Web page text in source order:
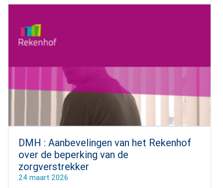
DMH : Aanbevelingen van het Rekenhof
over de beperking van de
zorgverstrekker
24 maart 2026